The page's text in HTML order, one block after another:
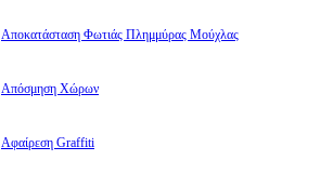
Αποκατάσταση Φωτιάς Πλημμύρας Μούχλας
Απόσμηση Χώρων
Αφαίρεση Graffiti